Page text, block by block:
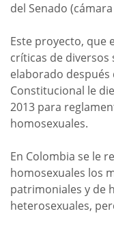
del Senado
Este proyecto, que
críticas de
elaborado después
Constitucional le
2013 para
homosexuales.
En Colombia se le
homosexuales los
patrimoniales y de
heterosexuales,